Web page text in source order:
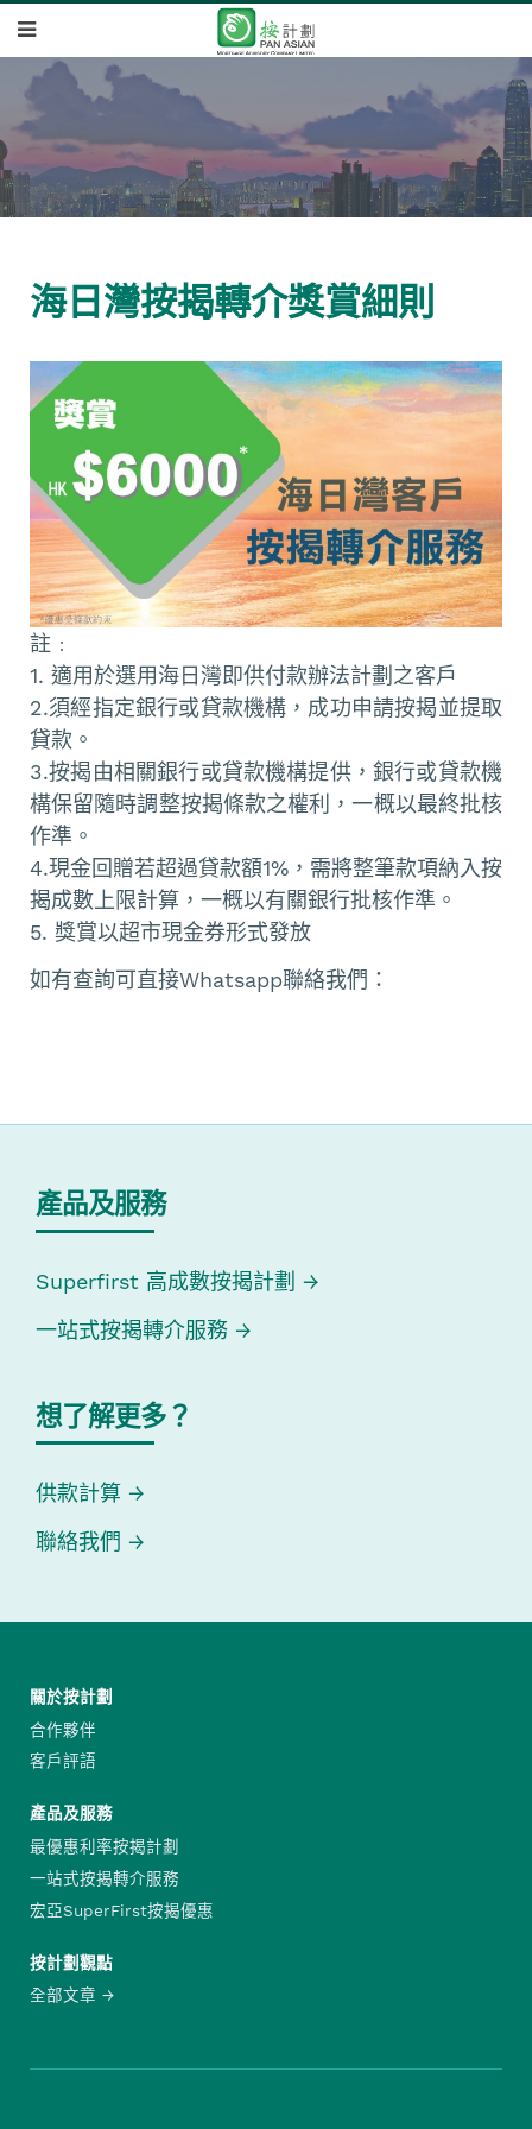
海日灣按揭轉介獎賞細則
註﹕
1. 適用於選用海日灣即供付款辦法計劃之客戶
2.須經指定銀行或貸款機構，成功申請按揭並提取
貸款。
3.按揭由相關銀行或貸款機構提供，銀行或貸款機
構保留隨時調整按揭條款之權利，一概以最終批核
作準。
4.現金回贈若超過貸款額1%，需將整筆款項納入按
揭成數上限計算，一概以有關銀行批核作準。
5. 獎賞以超市現金券形式發放
如有查詢可直接Whatsapp聯絡我們：
產品及服務
Superfirst 高成數按揭計劃
一站式按揭轉介服務
想了解更多？
供款計算
聯絡我們
關於按計劃
合作夥伴
客戶評語
產品及服務
最優惠利率按揭計劃
一站式按揭轉介服務
宏亞SuperFirst按揭優惠
按計劃觀點
全部文章